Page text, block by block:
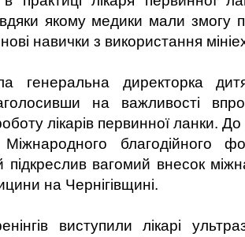
якому медики мали змогу
навички з використання
генеральна директорка
на важливості
лікарів первинної ланки.
благодійного
підкреслив вагомий внесок
на Чернігівщині.
виступили лікарі